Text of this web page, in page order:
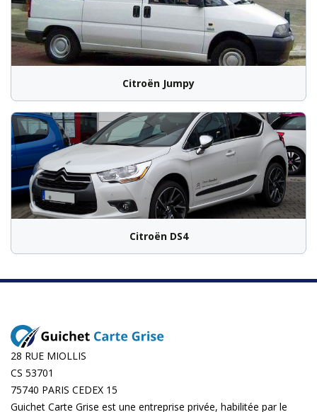
Citroën Jumpy
Citroën DS4
28 RUE MIOLLIS
CS 53701
75740 PARIS CEDEX 15
Guichet Carte Grise est une entreprise privée, habilitée par le